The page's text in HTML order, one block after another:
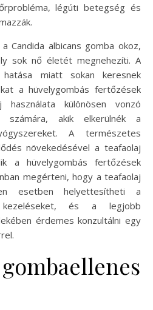
légúti betegség és
Candida albicans gomba okoz,
sok nő életét megnehezíti. A
hatása miatt sokan keresnek
a hüvelygombás fertőzések
használata különösen vonzó
számára, akik elkerülnék a
A természetes
növekedésével a teafaolaj
a hüvelygombás fertőzések
megérteni, hogy a teafaolaj
esetben helyettesítheti a
kezeléseket, és a legjobb
érdemes konzultálni egy